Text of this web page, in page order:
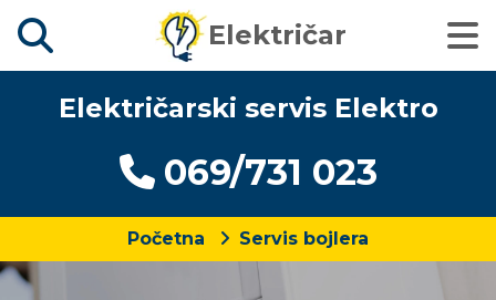
Električar
Električarski servis Elektro
069/731 023
Početna Servis bojlera